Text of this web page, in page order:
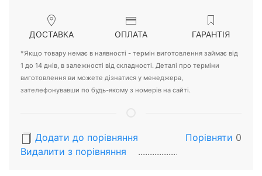
ДОСТАВКА ОПЛАТА ГАРАНТІЯ
*Якщо товару немає в наявності - термін виготовлення займає від
1 до 14 днів, в залежності від складності. Деталі про терміни
виготовлення ви можете дізнатися у менеджера,
зателефонувавши по будь-якому з номерів на сайті.
Додати до порівняння
Видалити з порiвняння
Порівняти 0